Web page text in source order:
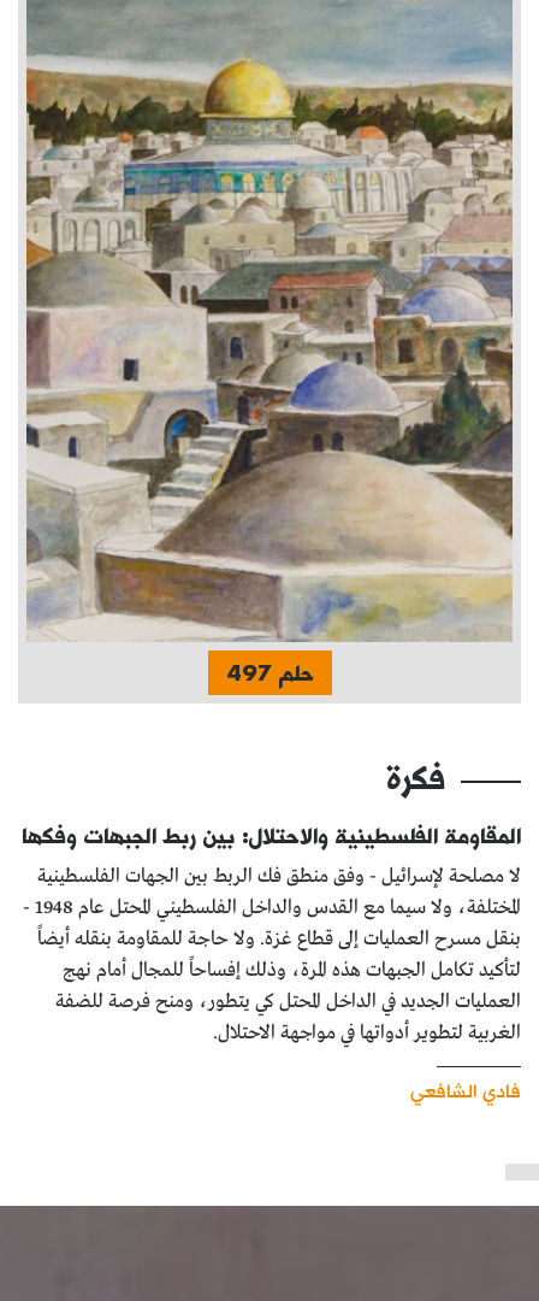
حلم 497
فكرة
المقاومة الفلسطينية والاحتلال: بين ربط الجبهات وفكها
لا مصلحة لإسرائيل - وفق منطق فك الربط بين الجهات الفلسطينية
المختلفة، ولا سيما مع القدس والداخل الفلسطيني المحتل عام 1948 -
بنقل مسرح العمليات إلى قطاع غزة. ولا حاجة للمقاومة بنقله أيضاً
لتأكيد تكامل الجبهات هذه المرة، وذلك إفساحاً للمجال أمام نهج
العمليات الجديد في الداخل المحتل كي يتطور، ومنح فرصة للضفة
الغربية لتطوير أدواتها في مواجهة الاحتلال.
فادي الشافعي